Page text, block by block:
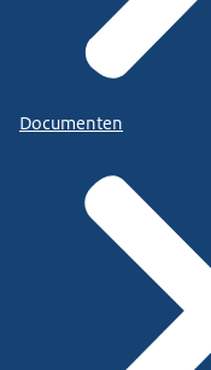
Documenten